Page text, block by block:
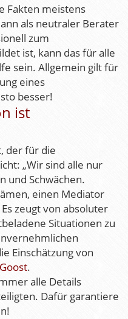
Fakten meistens
als neutraler Berater
zum
ist, kann das für alle
sein. Allgemein gilt für
eines
besser!
ist
der für die
„Wir sind alle nur
und Schwächen.
einen Mediator
zeugt von absoluter
Situationen zu
Einschätzung von
.
alle Details
Dafür garantiere